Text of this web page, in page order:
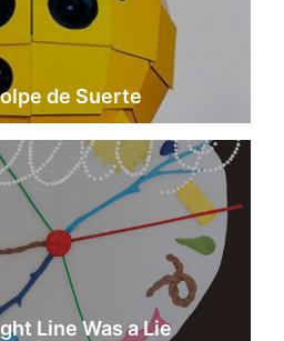
de Suerte
Line Was a Lie